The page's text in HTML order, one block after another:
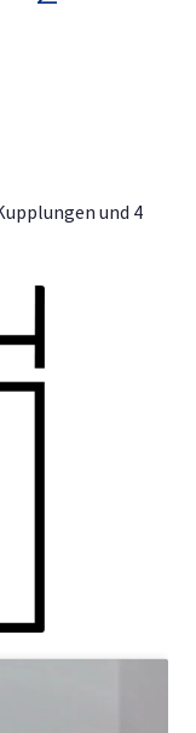
und 4